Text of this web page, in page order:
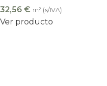
32,56 € m² (s/IVA)
Ver producto